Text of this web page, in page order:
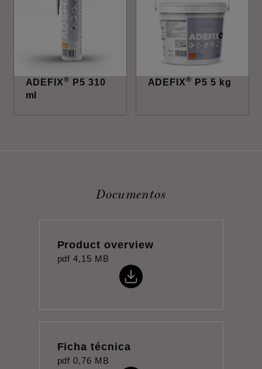
ADEFIX®
P5 310
ml
ADEFIX® P5 5 kg
Documentos
Product overview
pdf 4,15 MB
Ficha técnica
pdf 0,76 MB